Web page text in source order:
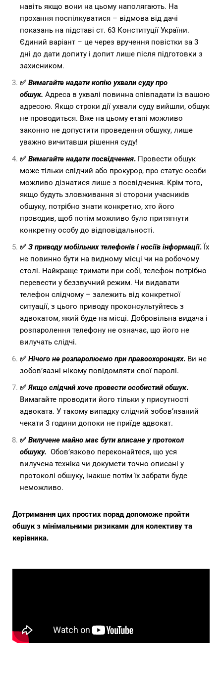
навіть якщо вони на цьому наполягають. На
прохання поспілкуватися – відмова від дачі
показань на підставі ст. 63 Конституції України.
Єдиний варіант – це через вручення повістки за 3
дні до дати допиту і допит лише після підготовки з
захисником.
✅ Вимагайте надати копію ухвали суду про
обшук. Адреса в ухвалі повинна співпадати із вашою
адресою. Якщо строки дії ухвали суду вийшли, обшук
не проводиться. Вже на цьому етапі можливо
законно не допустити проведення обшуку, лише
уважно вичитавши рішення суду!
✅ Вимагайте надати посвідчення. Провести обшук
може тільки слідчий або прокурор, про статус особи
можливо дізнатися лише з посвідчення. Крім того,
якщо будуть зловживання зі сторони учасників
обшуку, потрібно знати конкретно, хто його
проводив, щоб потім можливо було притягнути
конкретну особу до відповідальності.
✅ З приводу мобільних телефонів і носіїв інформації. Їх
не повинно бути на видному місці чи на робочому
столі. Найкраще тримати при собі, телефон потрібно
перевести у беззвучний режим. Чи видавати
телефон слідчому – залежить від конкретної
ситуації, з цього приводу проконсультуйтесь з
адвокатом, який буде на місці. Добровільна видача і
розпаролення телефону не означає, що його не
вилучать слідчі.
✅ Нічого не розпаролюємо при правоохоронцях. Ви не
зобов’яазні нікому повідомляти свої паролі.
✅Якщо слідчий хоче провести особистий обшук.
Вимагайте проводити його тільки у присутності
адвоката. У такому випадку слідчий зобов’язаний
чекати 3 години допоки не приїде адвокат.
✅ Вилучене майно має бути вписане у протокол
обшуку. Обов’язково переконайтеся, що уся
вилучена техніка чи докумети точно описані у
протоколі обшуку, інакше потім їх забрати буде
неможливо.
Дотримання цих простих порад допоможе пройти
обшук з мінімальними ризиками для колективу та
керівника.